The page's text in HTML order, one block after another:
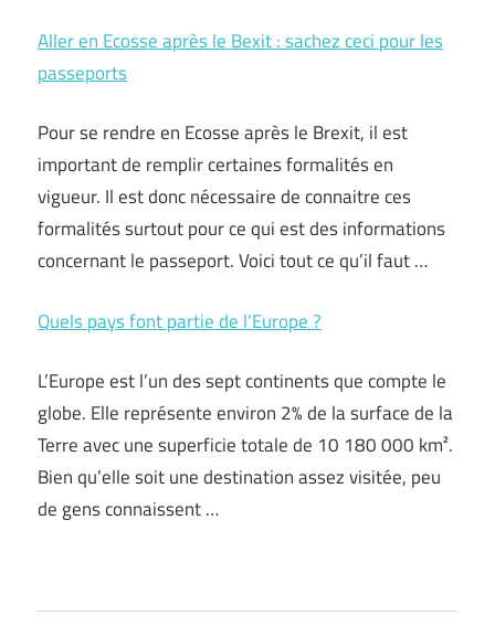
Aller en Ecosse après le Bexit : sachez ceci pour les
passeports
Pour se rendre en Ecosse après le Brexit, il est
important de remplir certaines formalités en
vigueur. Il est donc nécessaire de connaitre ces
formalités surtout pour ce qui est des informations
concernant le passeport. Voici tout ce qu’il faut …
Quels pays font partie de l’Europe ?
L’Europe est l’un des sept continents que compte le
globe. Elle représente environ 2% de la surface de la
Terre avec une superficie totale de 10 180 000 km².
Bien qu’elle soit une destination assez visitée, peu
de gens connaissent …